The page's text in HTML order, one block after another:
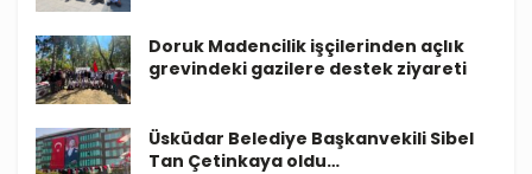
Doruk Madencilik işçilerinden açlık
grevindeki gazilere destek ziyareti
Üsküdar Belediye Başkanvekili Sibel
Tan Çetinkaya oldu…